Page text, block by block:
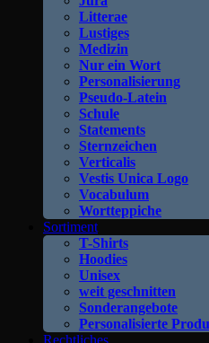
Litterae
Lustiges
Medizin
Nur ein Wort
Personalisierung
Pseudo-Latein
Schule
Statements
Sternzeichen
Verticalis
Vestis Unica Logo
Vocabulum
Wortteppiche
Sortiment
T-Shirts
Hoodies
Unisex
weit geschnitten
Sonderangebote
Personalisierte
Rechtliches